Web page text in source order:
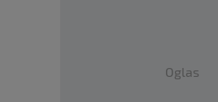
Oglas